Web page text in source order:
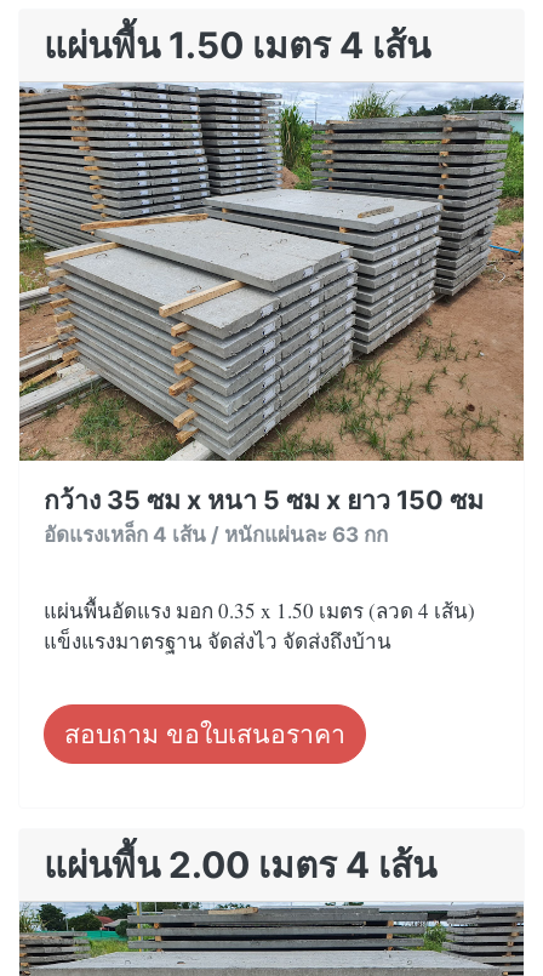
แผ่นพื้น 1.50 เมตร 4 เส้น
กว้าง 35 ซม x หนา 5 ซม x ยาว 150 ซม
อัดแรงเหล็ก 4 เส้น / หนักแผ่นละ 63 กก
แผ่นพื้นอัดแรง มอก 0.35 x 1.50 เมตร (ลวด 4 เส้น)
แข็งแรงมาตรฐาน จัดส่งไว จัดส่งถึงบ้าน
สอบถาม ขอใบเสนอราคา
แผ่นพื้น 2.00 เมตร 4 เส้น